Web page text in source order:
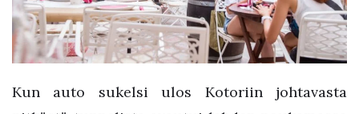
Kun auto sukelsi ulos Kotoriin johtavasta